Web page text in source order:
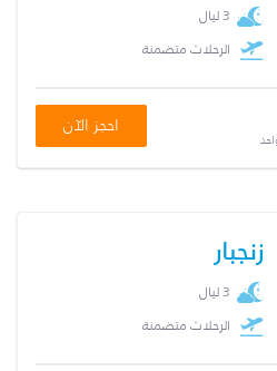
3 ليال
الرحلات متضمنة
احجز الآن
زنجبار
3 ليال
الرحلات متضمنة